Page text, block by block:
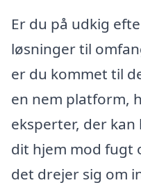
Er du på udkig
løsninger til
er du kommet til
en nem platform,
eksperter, der
dit hjem mod fugt
det drejer sig om